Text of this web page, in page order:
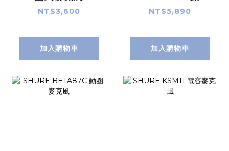
NT$3,600
加入購物車
麥克風
NT$5,890
加入購物車